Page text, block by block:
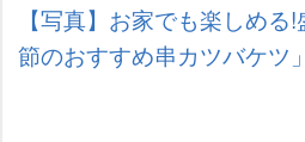
【写真】お家でも楽しめ
節のおすすめ串カツバケツ」